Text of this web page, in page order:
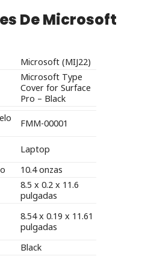
De Microsoft
Microsoft (MIJ22)
Microsoft Type
Cover for Surface
Pro – Black
FMM-00001
Laptop
10.4 onzas
8.5 x 0.2 x 11.6
pulgadas
8.54 x 0.19 x 11.61
pulgadas
Black